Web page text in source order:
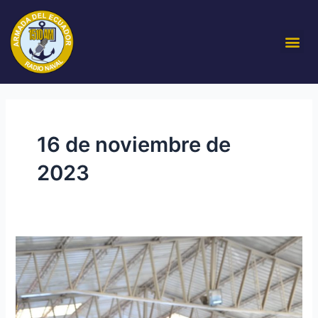
contenido
16 de noviembre de
2023
Ceremonia
en
el
Liceo
Naval